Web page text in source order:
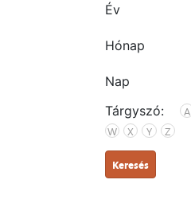
Év
Hónap
Nap
Tárgyszó:
A
W
X Y Z
Keresés